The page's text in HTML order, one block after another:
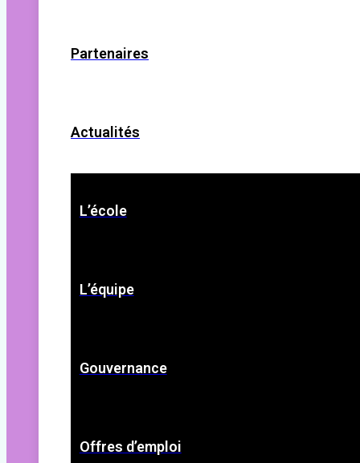
Partenaires
Actualités
L’école
L’équipe
Gouvernance
Offres d’emploi